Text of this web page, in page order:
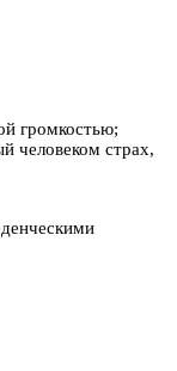
громкостью;
человеком страх,